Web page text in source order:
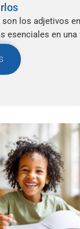
son los adjetivos
esenciales en una